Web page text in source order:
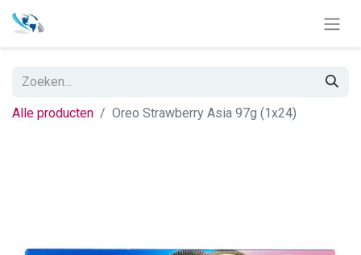
Alle producten Oreo Strawberry Asia 97g (1x24)